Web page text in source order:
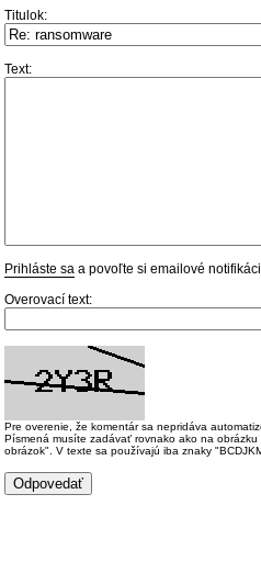
Titulok:
Text:
Prihláste sa a povoľte si emailové
Overovací text:
Pre overenie, že komentár sa nepridáva
Písmená musíte zadávať rovnako ako na
obrázok". V texte sa používajú iba znaky